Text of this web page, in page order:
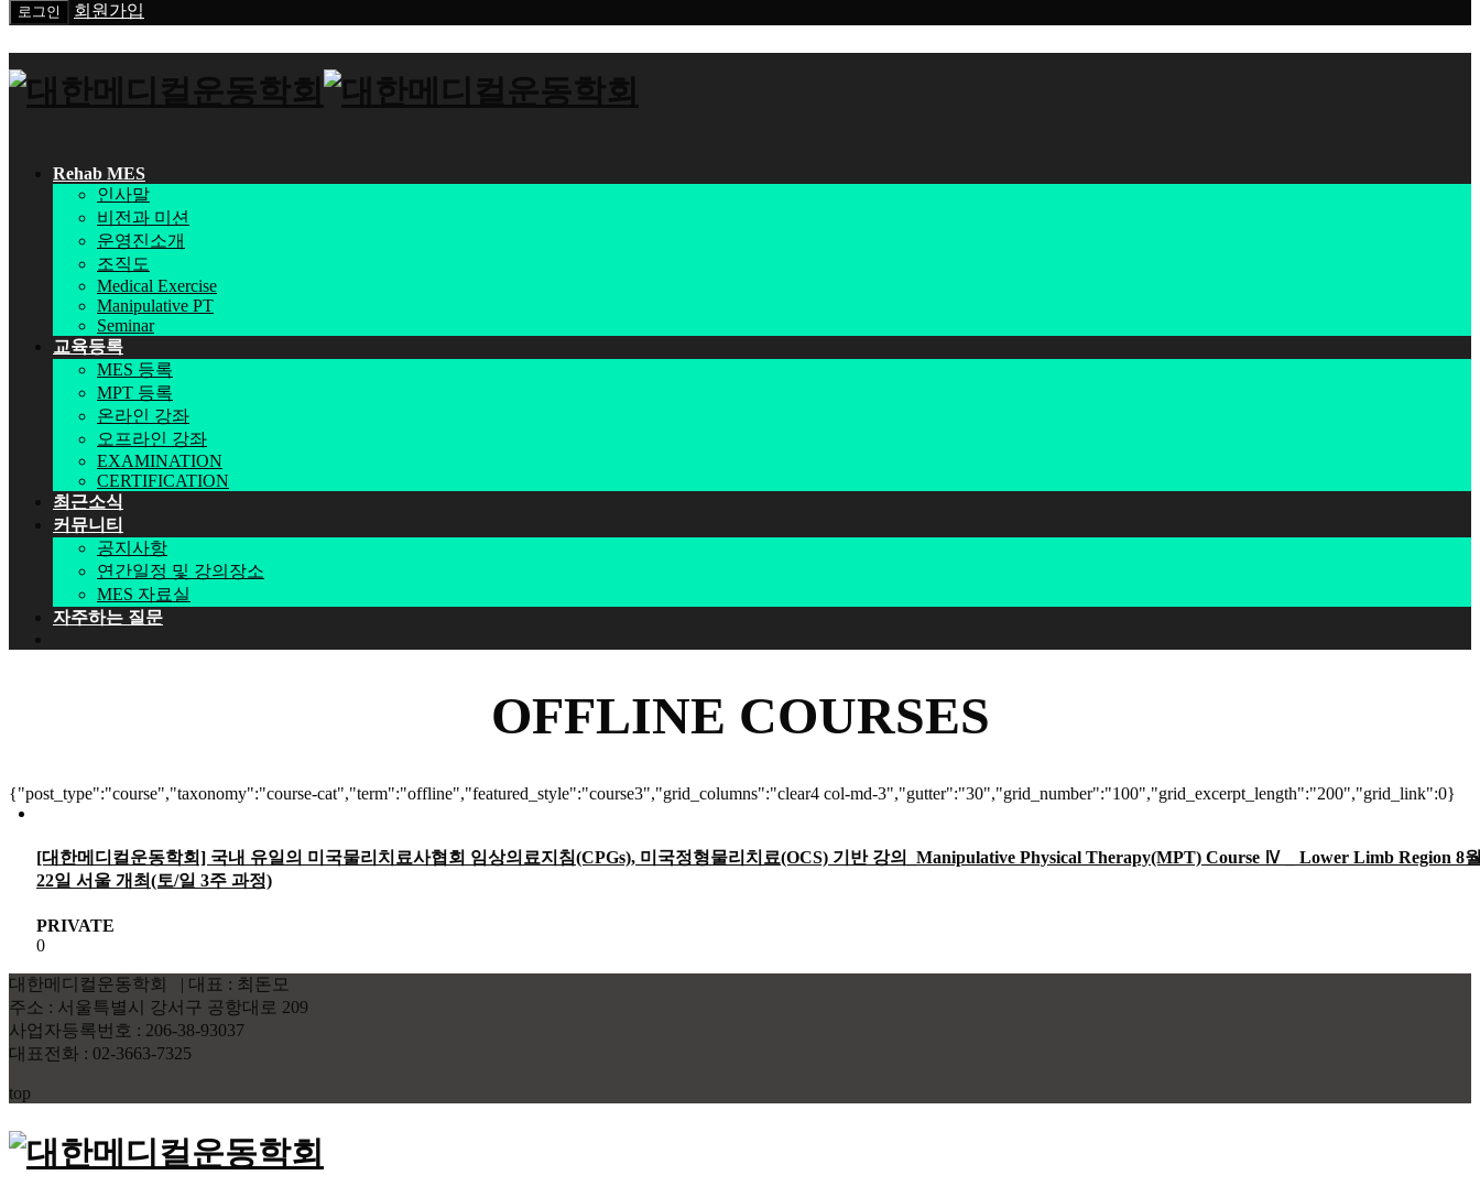
회원가입
Rehab MES
인사말
비전과 미션
운영진소개
조직도
Medical Exercise
Manipulative PT
Seminar
교육등록
MES 등록
MPT 등록
온라인 강좌
오프라인 강좌
EXAMINATION
CERTIFICATION
최근소식
커뮤니티
공지사항
연간일정 및 강의장소
MES 자료실
자주하는 질문
OFFLINE COURSES
{"post_type":"course","taxonomy":"course-cat","term":"offline","featured_style":"course3","grid_columns":"clear4 col-md-3","gutter":"30","grid_number":"100","grid_excerpt_length":"200","grid_link":0}
[대한메디컬운동학회] 국내 유일의 미국물리치료사협회 임상의료지침(CPGs), 미국정형물리치료(OCS) 기반 강의_Manipulative Physical Therapy(MPT) Course Ⅳ _ Lower Limb Region 8
22일 서울 개최(토/일 3주 과정)
PRIVATE
0
대한메디컬운동학회 | 대표 : 최돈모
주소 : 서울특별시 강서구 공항대로 209
사업자등록번호 : 206-38-93037
대표전화 : 02-3663-7325
top